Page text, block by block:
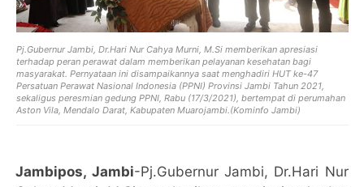
Pj.Gubernur Jambi, Dr.Hari Nur Cahya Murni, M.Si memberikan apresiasi
terhadap peran perawat dalam memberikan pelayanan kesehatan bagi
masyarakat. Pernyataan ini disampaikannya saat menghadiri HUT ke-47
Persatuan Perawat Nasional Indonesia (PPNI) Provinsi Jambi Tahun 2021,
sekaligus peresmian gedung PPNI, Rabu (17/3/2021), bertempat di perumahan
Aston Vila, Mendalo Darat, Kabupaten Muarojambi.(Kominfo Jambi)
Jambipos, Jambi-Pj.Gubernur Jambi, Dr.Hari Nur